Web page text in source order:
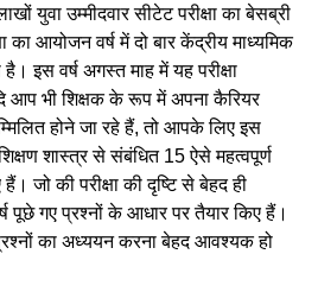
की तर्ज पर आवंटित
के लिए आवेदन के दौरान अभ्यर्थियों को अपने
विकल्प दिया गया था, परंतु परीक्षा केंद्रों
को पहले आओ पहले पाओ की तर्ज पर
यानी परीक्षा केंद्र में सीट फुल होने पर
केंद्र आवंटित किया जा सकता है.
युवा उम्मीदवार सीटेट परीक्षा का बेसब्री
का आयोजन वर्ष में दो बार केंद्रीय माध्यमिक
है। इस वर्ष अगस्त माह में यह परीक्षा
आप भी शिक्षक के रूप में अपना कैरियर
होने जा रहे हैं, तो आपके लिए इस
शास्त्र से संबंधित 15 ऐसे महत्वपूर्ण
जो की परीक्षा की दृष्टि से बेहद ही
पूछे गए प्रश्नों के आधार पर तैयार किए हैं।
का अध्ययन करना बेहद आवश्यक हो